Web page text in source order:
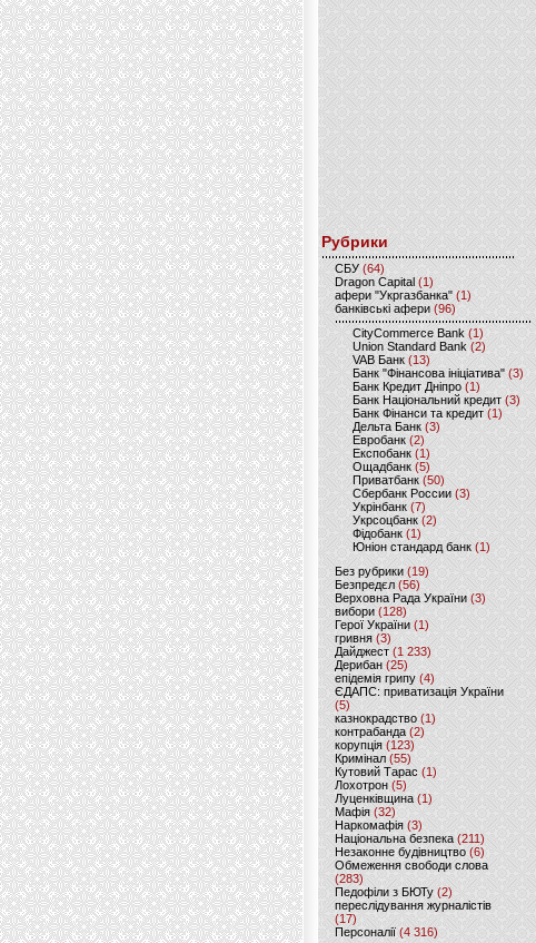
Рубрики
CБУ (64)
Dragon Capital (1)
афери "Укргазбанка" (1)
банківські афери (96)
CityCommerce Bank (1)
Union Standard Bank (2)
VAB Банк (13)
Банк "Фінансова ініціатива" (3)
Банк Кредит Дніпро (1)
Банк Національний кредит (3)
Банк Фінанси та кредит (1)
Дельта Банк (3)
Евробанк(2)
Експобанк (1)
Ощадбанк(5)
Приватбанк (50)
Сбербанк России (3)
Укрінбанк(7)
Укрсоцбанк (2)
Фідобанк (1)
Юніон стандард банк(1)
Без рубрики (19)
Безпредєл(56)
Верховна Рада України (3)
вибори(128)
Герої України(1)
гривня (3)
Дайджест (1 233)
Дерибан (25)
епідемія грипу (4)
ЄДАПС: приватизація України
(5)
казнокрадство (1)
контрабанда (2)
корупція (123)
Кримінал (55)
Кутовий Тарас (1)
Лохотрон(5)
Луценківщина (1)
Мафія (32)
Наркомафія (3)
Національна безпека (211)
Незаконне будівництво(6)
Обмеження свободи слова
(283)
Педофіли з БЮТу (2)
переслідування журналістів
(17)
Персоналії (4 316)